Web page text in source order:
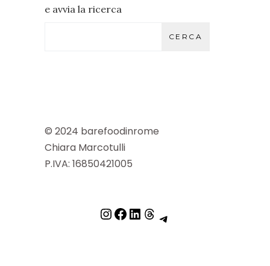
e avvia la ricerca
CERCA
© 2024 barefoodinrome
Chiara Marcotulli
P.IVA: 16850421005
INSTAGRAM
FACEBOOK
LINKEDIN